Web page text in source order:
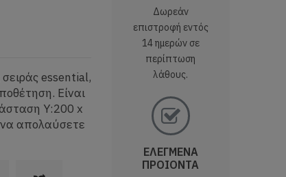
essential,
Είναι
Υ:200 x
απολαύσετε
Δωρεάν
επιστροφή εντός
14 ημερών σε
περίπτωση
λάθους.
ΕΛΕΓΜΕΝΑ
ΠΡΟΙΟΝΤΑ